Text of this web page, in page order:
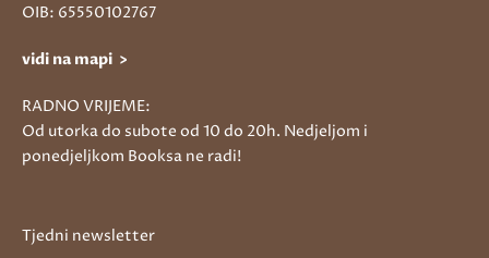
OIB: 65550102767
vidi na mapi >
RADNO VRIJEME:
Od utorka do subote od 10 do 20h. Nedjeljom i
ponedjeljkom Booksa ne radi!
Tjedni newsletter